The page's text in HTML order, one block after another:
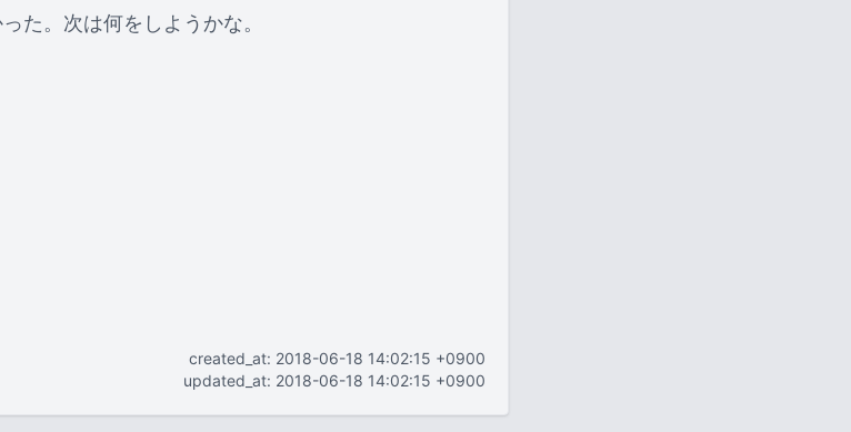
た。次は何をしようかな。
created_at: 2018-06-18 14:02:15 +0900
updated_at: 2018-06-18 14:02:15 +0900